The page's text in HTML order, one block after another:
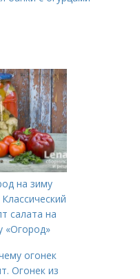
на зиму
салата на
«Огород»